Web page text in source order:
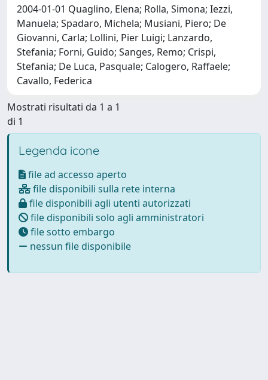
2004-01-01 Quaglino, Elena; Rolla, Simona; Iezzi,
Manuela; Spadaro, Michela; Musiani, Piero; De
Giovanni, Carla; Lollini, Pier Luigi; Lanzardo,
Stefania; Forni, Guido; Sanges, Remo; Crispi,
Stefania; De Luca, Pasquale; Calogero, Raffaele;
Cavallo, Federica
Mostrati risultati da 1 a 1
di 1
Legenda icone
file ad accesso aperto
file disponibili sulla rete interna
file disponibili agli utenti autorizzati
file disponibili solo agli amministratori
file sotto embargo
nessun file disponibile